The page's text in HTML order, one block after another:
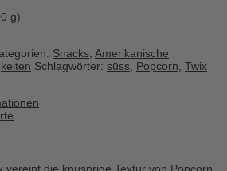
g)
Snacks Amerikanische
Schlagwörter: süss Popcorn Twix